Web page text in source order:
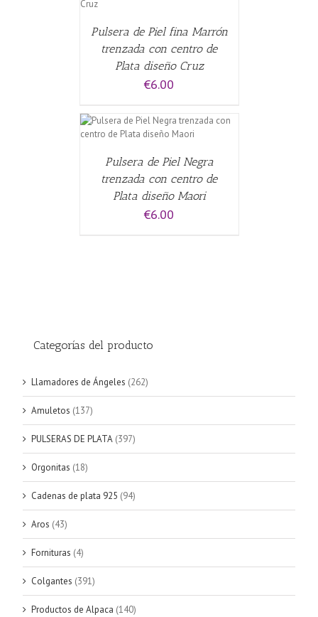
Pulsera de Piel fina Marrón
trenzada con centro de
Plata diseño Cruz
€6.00
Pulsera de Piel Negra
trenzada con centro de
Plata diseño Maori
€6.00
Categorías del producto
Llamadores de Ángeles (262)
Amuletos (137)
PULSERAS DE PLATA (397)
Orgonitas (18)
Cadenas de plata 925 (94)
Aros (43)
Fornituras (4)
Colgantes (391)
Productos de Alpaca (140)